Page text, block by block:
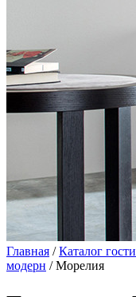
Главная /Каталог
модерн / Морелия